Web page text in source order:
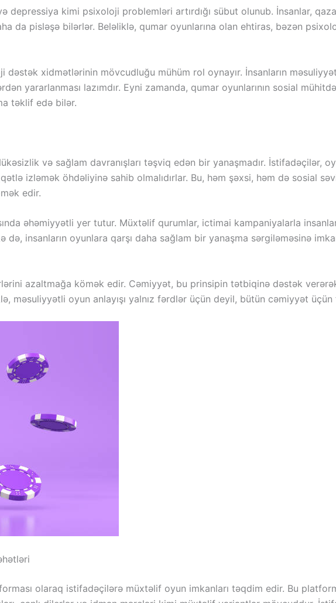
depressiya kimi psixoloji problemləri artırdığı sübut olunub. İnsanlar,
da pisləşə bilərlər. Beləliklə, qumar oyunlarına olan ehtiras, bəzən
xidmətlərinin mövcudluğu mühüm rol oynayır. İnsanların
yararlanması lazımdır. Eyni zamanda, qumar oyunlarının sosial
təklif edə bilər.
və sağlam davranışları təşviq edən bir yanaşmadır. İstifadəçilər,
izləmək öhdəliyinə sahib olmalıdırlar. Bu, həm şəxsi, həm də sosial
edir.
əhəmiyyətli yer tutur. Müxtəlif qurumlar, ictimai kampaniyalarla
də, insanların oyunlara qarşı daha sağlam bir yanaşma sərgiləməsinə
azaltmağa kömək edir. Cəmiyyət, bu prinsipin tətbiqinə dəstək
məsuliyyətli oyun anlayışı yalnız fərdlər üçün deyil, bütün cəmiyyət üçün
olaraq istifadəçilərə müxtəlif oyun imkanları təqdim edir. Bu